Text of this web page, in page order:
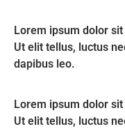
Lorem ipsum dolor
Ut elit tellus, luctus
dapibus leo.
Lorem ipsum dolor
Ut elit tellus, luctus